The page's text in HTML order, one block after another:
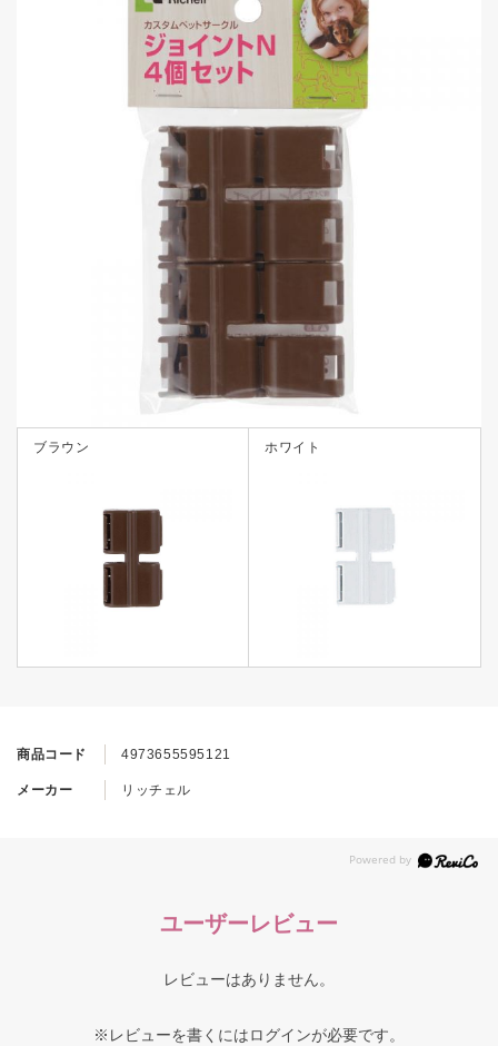
商品コード 4973655595121
メーカー リッチェル
ブラウン ホワイト
ユーザーレビュー
レビューはありません。
※レビューを書くにはログインが必要です。